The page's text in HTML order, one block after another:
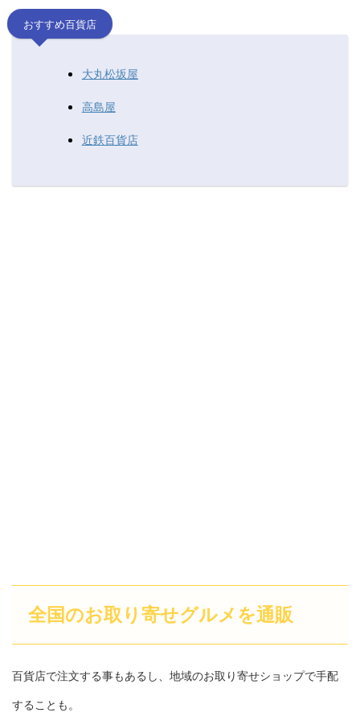
おすすめ百貨店
大丸松坂屋
高島屋
近鉄百貨店
全国のお取り寄せグルメを通販
百貨店で注文する事もあるし、地域のお取り寄せショップで手配
することも。